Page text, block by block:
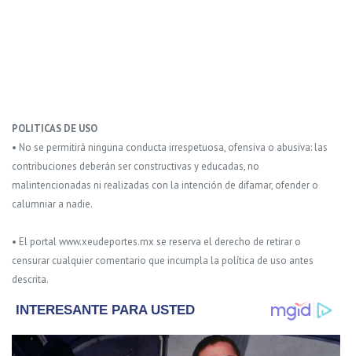
POLITICAS DE USO
• No se permitirá ninguna conducta irrespetuosa, ofensiva o abusiva: las
contribuciones deberán ser constructivas y educadas, no
malintencionadas ni realizadas con la intención de difamar, ofender o
calumniar a nadie.
• El portal www.xeudeportes.mx se reserva el derecho de retirar o
censurar cualquier comentario que incumpla la política de uso antes
descrita.